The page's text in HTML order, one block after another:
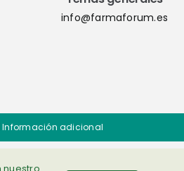
info@farmaforum.es
Información adicional